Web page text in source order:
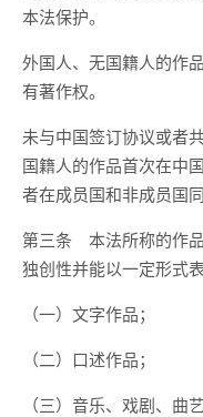
本法保护。
外国人、无国籍人的作
有著作权。
未与中国签订协议或者
国籍人的作品首次在中
者在成员国和非成员国
第三条 本法所称的作
独创性并能以一定形式
（一）文字作品；
（二）口述作品；
（三）音乐、戏剧、曲